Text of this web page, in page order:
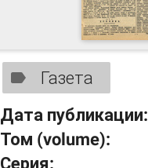
Газета
Дата публикации:
Том (volume):
Серия: